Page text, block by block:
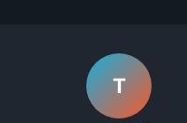
T